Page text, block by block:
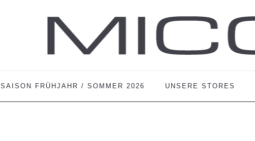
SAISON FRÜHJAHR / SOMMER 2026 UNSERE STORES